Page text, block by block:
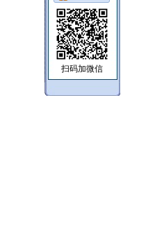
扫码加微信